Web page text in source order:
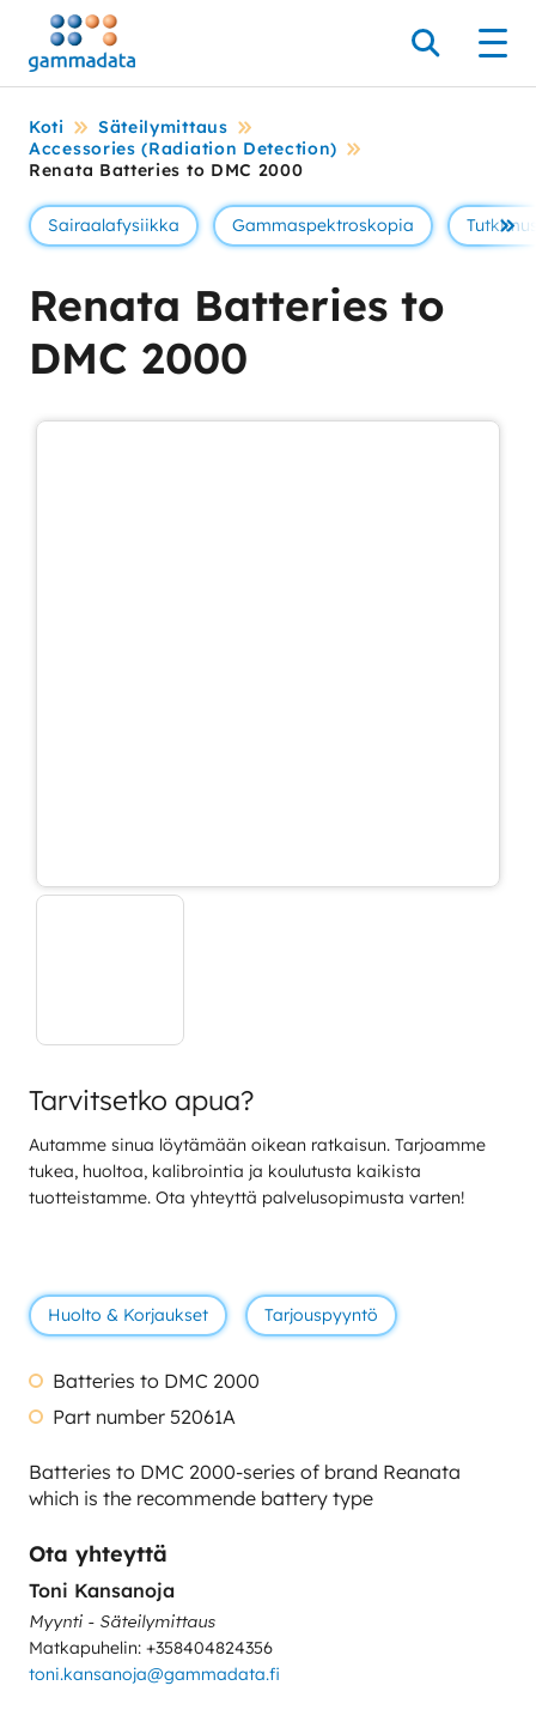
Siirry
pääsisältöönt
Hae
Koti
Säteilymittaus
Accessories (Radiation Detection)
Renata Batteries to DMC 2000
Sairaalafysiikka Gammaspektroskopia Se
Renata Batteries to
DMC 2000
Tarvitsetko apua?
Autamme sinua löytämään oikean ratkaisun. Tarjoamme
tukea, huoltoa, kalibrointia ja koulutusta kaikista
tuotteistamme. Ota yhteyttä palvelusopimusta varten!
Huolto & Korjaukset Tarjouspyyntö
Batteries to DMC 2000
Part number 52061A
Batteries to DMC 2000-series of brand Reanata
which is the recommende battery type
Ota yhteyttä
Toni Kansanoja
Myynti - Säteilymittaus
Matkapuhelin: +358404824356
toni.kansanoja@gammadata.fi